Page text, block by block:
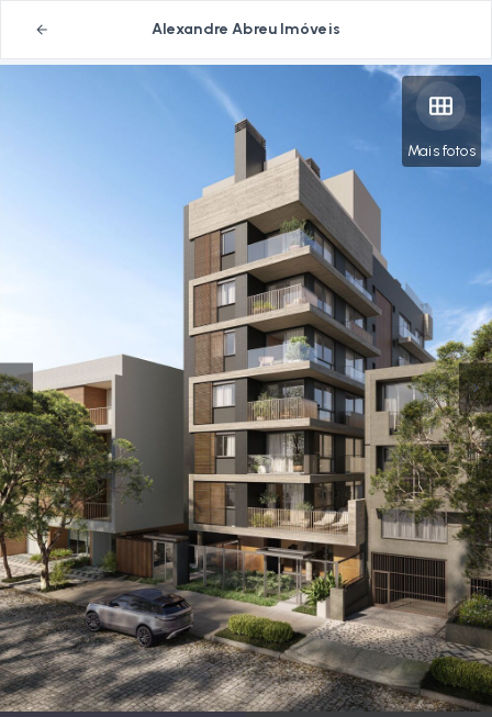
Alexandre Abreu Imóveis
Mais fotos